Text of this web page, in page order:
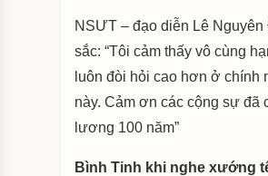
NSƯT – đạo diễn Lê
sắc: “Tôi cảm thấy vô cùng
luôn đòi hỏi cao hơn ở chính
này. Cảm ơn các cộng sự đã
lương 100 năm”
Bình Tinh khi nghe xướng